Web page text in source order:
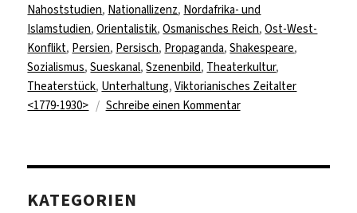
Nahoststudien, Nationallizenz, Nordafrika- und
Islamstudien,Orientalistik,Osmanisches Reich,Ost-West-
Konflikt, Persien, Persisch, Propaganda,Shakespeare,
Sozialismus,Sueskanal,Szenenbild, Theaterkultur,
Theaterstück, Unterhaltung,Viktorianisches Zeitalter
<1779-1930>
Schreibe einen Kommentarzu
via
KATEGORIEN